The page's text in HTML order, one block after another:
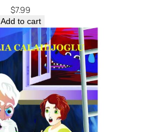
$7.99
Add to cart